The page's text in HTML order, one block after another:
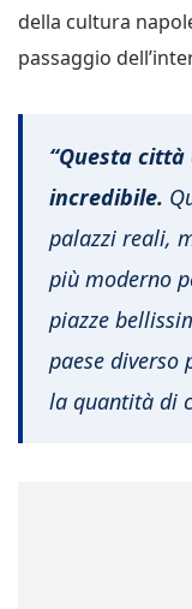
della cultura
passaggio
“Questa
incredibile.
palazzi reali,
più moderno
piazze
paese diverso
la quantità di